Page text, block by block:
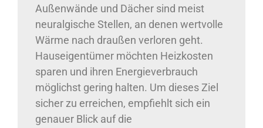
Außenwände und Dächer sind meist
neuralgische Stellen, an denen wertvolle
Wärme nach draußen verloren geht.
Hauseigentümer möchten Heizkosten
sparen und ihren Energieverbrauch
möglichst gering halten. Um dieses Ziel
sicher zu erreichen, empfiehlt sich ein
genauer Blick auf die